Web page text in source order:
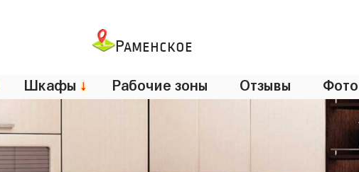
Раменское
Шкафы ↓ Рабочие зоны Отзывы Фото